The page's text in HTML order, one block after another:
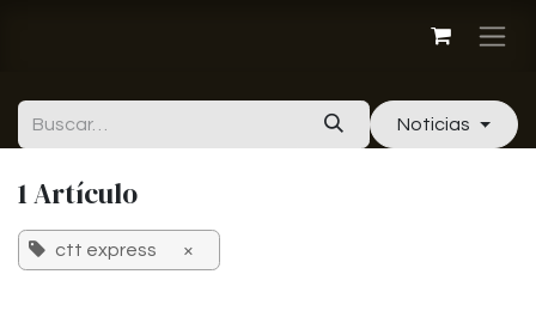
Noticias
1 Artículo
ctt express ×